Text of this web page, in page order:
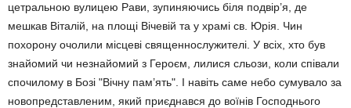
цетральною вулицею Рави, зупиняючись біля подвір’я, де
мешкав Віталій, на площі Вічевій та у храмі св. Юрія. Чин
похорону очолили місцеві священнослужителі. У всіх, хто був
знайомий чи незнайомий з Героєм, лилися сльози, коли співали
спочилому в Бозі "Вічну пам’ять". І навіть саме небо сумувало за
новопредставленим, який приєднався до воїнів Господнього